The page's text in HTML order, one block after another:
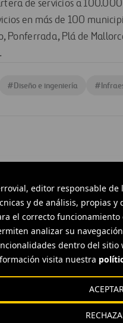
editor responsable de
y de análisis, propias y
el correcto
analizar su
dentro del sitio
visita nuestra
de servicios a
en más de 100
Ponferrada, Plá de
#Diseño e ingeniería #
EXTERNAL
Isabel Muñoz Torres